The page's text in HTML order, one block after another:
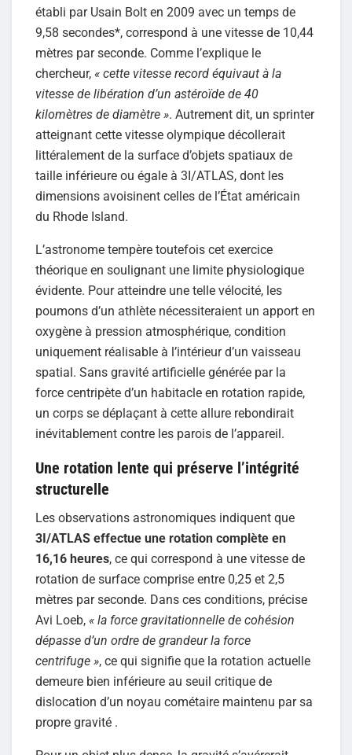
établi par Usain Bolt en 2009 avec un temps de
9,58 secondes*, correspond à une vitesse de 10,44
mètres par seconde. Comme l’explique le
chercheur, « cette vitesse record équivaut à la
vitesse de libération d’un astéroïde de 40
kilomètres de diamètre ». Autrement dit, un sprinter
atteignant cette vitesse olympique décollerait
littéralement de la surface d’objets spatiaux de
taille inférieure ou égale à 3I/ATLAS, dont les
dimensions avoisinent celles de l’État américain
du Rhode Island.
L’astronome tempère toutefois cet exercice
théorique en soulignant une limite physiologique
évidente. Pour atteindre une telle vélocité, les
poumons d’un athlète nécessiteraient un apport en
oxygène à pression atmosphérique, condition
uniquement réalisable à l’intérieur d’un vaisseau
spatial. Sans gravité artificielle générée par la
force centripète d’un habitacle en rotation rapide,
un corps se déplaçant à cette allure rebondirait
inévitablement contre les parois de l’appareil.
Une rotation lente qui préserve l’intégrité
structurelle
Les observations astronomiques indiquent que
3I/ATLAS effectue une rotation complète en
16,16 heures, ce qui correspond à une vitesse de
rotation de surface comprise entre 0,25 et 2,5
mètres par seconde. Dans ces conditions, précise
Avi Loeb, « la force gravitationnelle de cohésion
dépasse d’un ordre de grandeur la force
centrifuge », ce qui signifie que la rotation actuelle
demeure bien inférieure au seuil critique de
dislocation d’un noyau cométaire maintenu par sa
propre gravité .